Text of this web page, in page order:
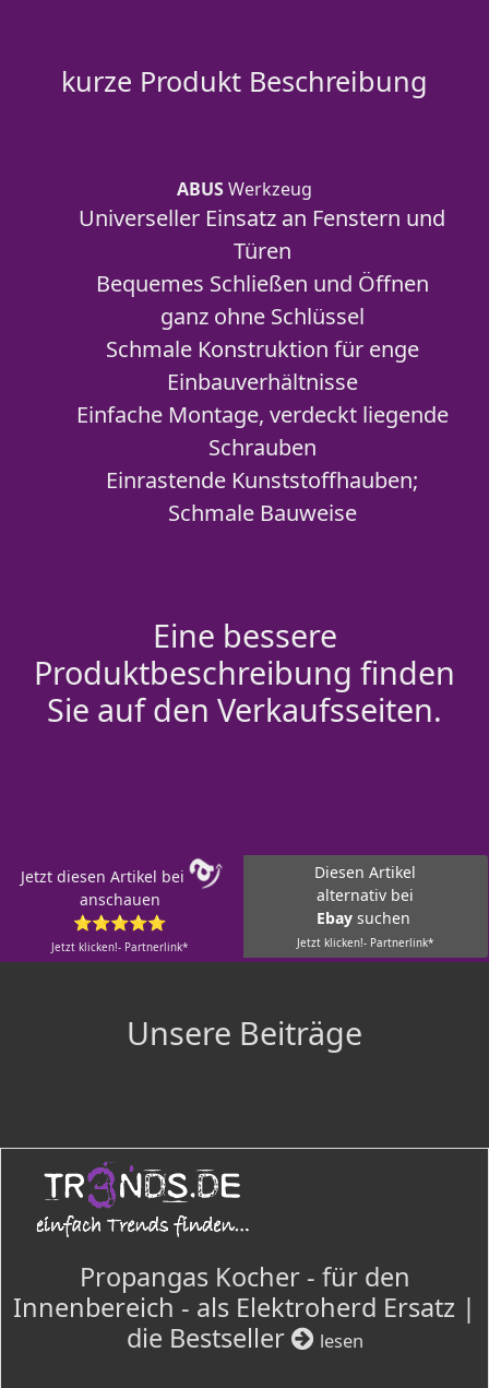
kurze Produkt Beschreibung
ABUSWerkzeug
Universeller Einsatz an Fenstern und
Türen
Bequemes Schließen und Öffnen
ganz ohne Schlüssel
Schmale Konstruktion für enge
Einbauverhältnisse
Einfache Montage, verdeckt liegende
Schrauben
Einrastende Kunststoffhauben;
Schmale Bauweise
Eine bessere
Produktbeschreibung finden
Sie auf den Verkaufsseiten.
Jetzt diesen Artikel bei
anschauen
⭐⭐⭐⭐⭐
Jetzt klicken!- Partnerlink*
Diesen Artikel
alternativ bei
Ebay suchen
Jetzt klicken!- Partnerlink*
Unsere Beiträge
Propangas Kocher - für den
Innenbereich - als Elektroherd Ersatz |
die Bestseller
lesen